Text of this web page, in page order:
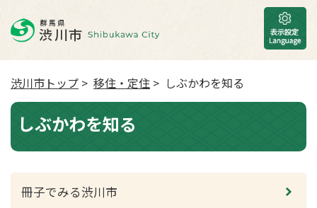
渋川市トップ > 移住・定住 > しぶかわを知る
しぶかわを知る
冊子でみる渋川市